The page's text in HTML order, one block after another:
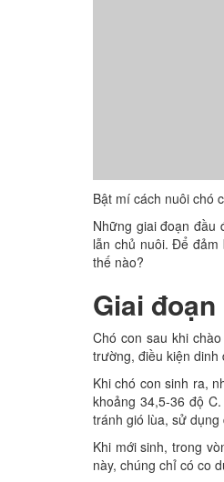
Bật mí cách nuôi chó
Những giai đoạn đầu
lẫn chủ nuôi. Để
thế nào?
Giai
Chó con sau khi
trường, điều kiện
Khi chó con sinh ra,
khoảng 34,5-36 độ
tránh gió lùa, sử
Khi mới sinh, trong
này, chúng chỉ có co